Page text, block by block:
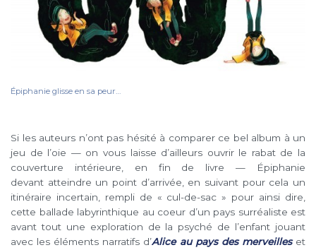
Épiphanie glisse en sa peur…
Si les auteurs n’ont pas hésité à comparer ce bel album à un
jeu de l’oie — on vous laisse d’ailleurs ouvrir le rabat de la
couverture intérieure, en fin de livre — Épiphanie
devant atteindre un point d’arrivée, en suivant pour cela un
itinéraire incertain, rempli de « cul-de-sac » pour ainsi dire,
cette ballade labyrinthique au coeur d’un pays surréaliste est
avant tout une exploration de la psyché de l’enfant jouant
avec les éléments narratifs d’Alice au pays des merveilleset